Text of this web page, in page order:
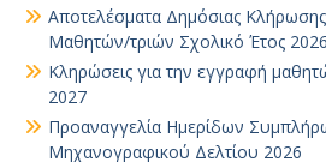
Αποτελέσματα Δημόσιας
Μαθητών/τριών Σχολικό Έτος
Κληρώσεις για την εγγραφή
2027
Προαναγγελία Ημερίδων
Μηχανογραφικού Δελτίου 2026